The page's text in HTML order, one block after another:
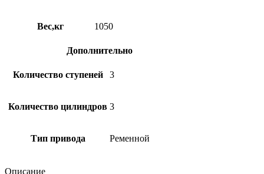
Вес,кг 1050
Дополнительно
Количество ступеней 3
Количество цилиндров 3
Тип привода Ременной
Описание